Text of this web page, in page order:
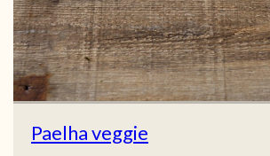
Paelha veggie